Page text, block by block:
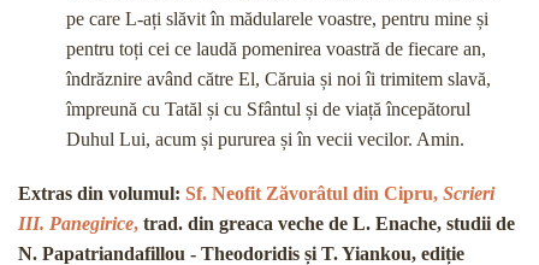
pe care L-ați slăvit în mădularele voastre, pentru mine și
pentru toți cei ce laudă pomenirea voastră de fiecare an,
îndrăznire având către El, Căruia și noi îi trimitem slavă,
împreună cu Tatăl și cu Sfântul și de viață începătorul
Duhul Lui, acum și pururea și în vecii vecilor. Amin.
Extras din volumul: Sf. Neofit Zăvorâtul din Cipru, Scrieri
III. Panegirice, trad. din greaca veche de L. Enache, studii de
N. Papatriandafillou - Theodoridis și T. Yiankou, ediție